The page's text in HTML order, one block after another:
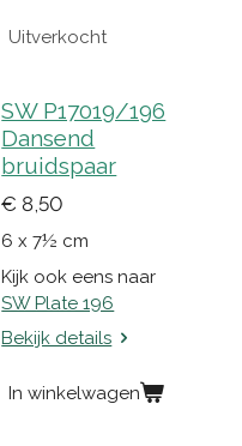
Uitverkocht
SW P17019/196
Dansend
bruidspaar
€ 8,50
6 x 7½ cm
Kijk ook eens naar
SW Plate 196
Bekijk details
In winkelwagen